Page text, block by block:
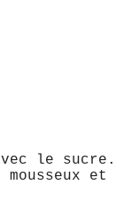
le sucre.
et